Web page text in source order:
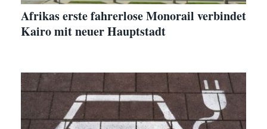
Afrikas erste fahrerlose Monorail verbindet
Kairo mit neuer Hauptstadt